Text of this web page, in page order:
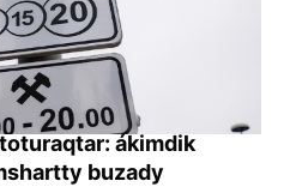
ákimdik
buzady